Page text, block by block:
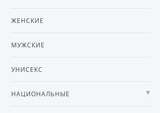
ЖЕНСКИЕ
МУЖСКИЕ
УНИСЕКС
НАЦИОНАЛЬНЫЕ